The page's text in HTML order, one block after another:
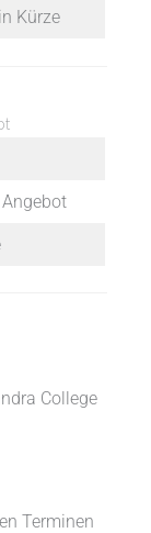
Kürze
College
Terminen